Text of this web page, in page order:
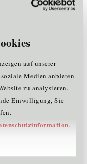
auf unserer
Medien anbieten
zu analysieren.
Einwilligung, Sie
.
I Nr. 88/2018, in
eingetreten.
und
Unternehmer
Tirol